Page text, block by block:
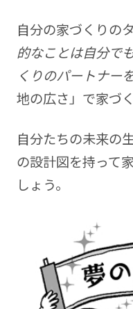
自分の家づくりの
的なことは自分で
くりのパートナー
地の広さ」で家づ
自分たちの未来の
の設計図を持って
しょう。